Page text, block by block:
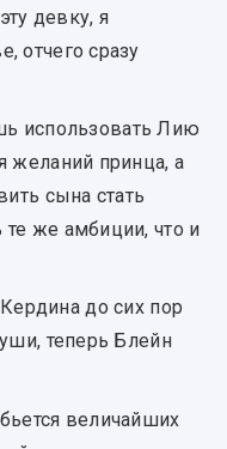
девку, я
отчего сразу
использовать Лию
желаний принца, а
сына стать
же амбиции, что и
до сих пор
теперь Блейн
величайших